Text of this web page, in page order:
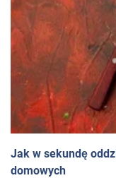
Jak w sekundę
domowych